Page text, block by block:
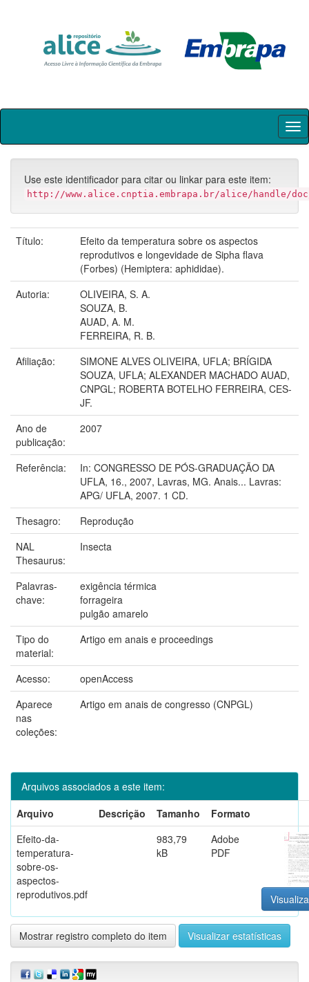
Skip
Use este identificador para citar ou linkar para este item:
http://www.alice.cnptia.embrapa.br/alice/handle/
Título:
Efeito da temperatura sobre os aspectos
reprodutivos e longevidade de Sipha flava
(Forbes) (Hemiptera: aphididae).
Autoria:
OLIVEIRA, S. A.
SOUZA, B.
AUAD, A. M.
FERREIRA, R. B.
Afiliação:
SIMONE ALVES OLIVEIRA, UFLA; BRÍGIDA
SOUZA, UFLA; ALEXANDER MACHADO AUAD,
CNPGL; ROBERTA BOTELHO FERREIRA, CES-
JF.
Ano de
publicação:
2007
Referência:
In: CONGRESSO DE PÓS-GRADUAÇÃO DA
UFLA, 16., 2007, Lavras, MG. Anais... Lavras:
APG/ UFLA, 2007. 1 CD.
Thesagro:
Reprodução
NAL
Thesaurus:
Insecta
Palavras-
chave:
exigência térmica
forrageira
pulgão amarelo
Tipo do
material:
Artigo em anais e proceedings
Acesso:
openAccess
Aparece
nas
coleções:
Artigo em anais de congresso (CNPGL)
Arquivos associados a este item:
Arquivo
Descrição Tamanho
Formato
Efeito-da-
temperatura-
sobre-os-
aspectos-
reprodutivos.pdf
983,79
kB
Adobe
PDF
Mostrar registro completo do item Visualizar estatísticas